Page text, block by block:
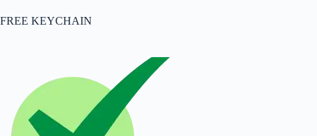
FREE KEYCHAIN